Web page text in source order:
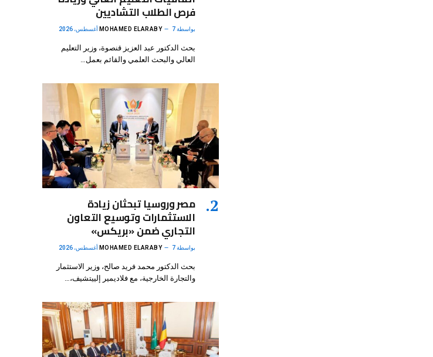
فرص الطلاب التشاديين
بواسطة MOHAMED ELARABY 7 أغسطس، 2026
بحث الدكتور عبد العزيز قنصوة، وزير التعليم
العالي والبحث العلمي والقائم بعمل…
مصر وروسيا تبحثان زيادة
الاستثمارات وتوسيع التعاون
التجاري ضمن «بريكس»
بواسطة MOHAMED ELARABY 7 أغسطس، 2026
بحث الدكتور محمد فريد صالح، وزير الاستثمار
والتجارة الخارجية، مع فلاديمير إلييتشيف،…